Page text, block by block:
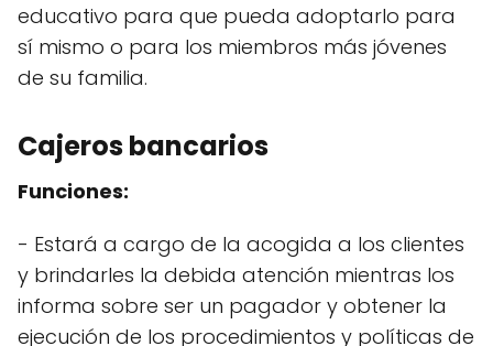
educativo para que pueda adoptarlo para
sí mismo o para los miembros más jóvenes
de su familia.
Cajeros bancarios
Funciones:
- Estará a cargo de la acogida a los clientes
y brindarles la debida atención mientras los
informa sobre ser un pagador y obtener la
ejecución de los procedimientos y políticas de